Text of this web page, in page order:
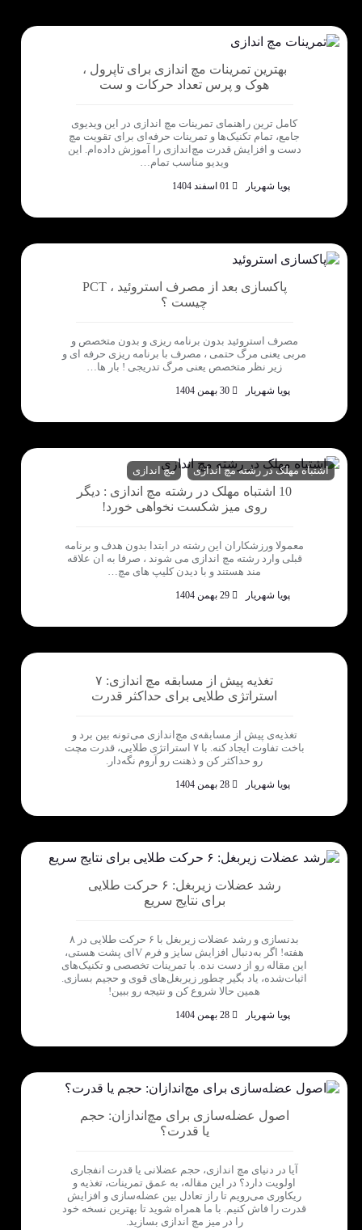
بهترین تمرینات مچ اندازی برای تاپرول ،
هوک و پرس تعداد حرکات و ست
کامل ترین راهنمای تمرینات مچ اندازی در این ویدیوی
جامع، تمام تکنیک‌ها و تمرینات حرفه‌ای برای تقویت مچ
دست و افزایش قدرت مچ‌اندازی را آموزش داده‌ام. این
ویدیو مناسب تمام…
پویا شهریار
پاکسازی بعد از مصرف استروئید ، PCT
چیست ؟
مصرف استروئید بدون برنامه ریزی و بدون متخصص و
مربی یعنی مرگ حتمی ، مصرف با برنامه ریزی حرفه ای و
زیر نظر متخصص یعنی مرگ تدریجی ! بار ها…
پویا شهریار
اشتباه مهلک در رشته مچ اندازی مچ اندازی
10 اشتباه مهلک در رشته مچ اندازی : دیگر
روی میز شکست نخواهی خورد!
معمولا ورزشکاران این رشته در ابتدا بدون هدف و برنامه
قبلی وارد رشته مچ اندازی می شوند ، صرفا به ان علاقه
مند هستند و با دیدن کلیپ های مچ…
پویا شهریار
تغذیه پیش از مسابقه مچ اندازی: ۷
استراتژی طلایی برای حداکثر قدرت
تغذیه‌ی پیش از مسابقه‌ی مچ‌اندازی می‌تونه بین برد و
باخت تفاوت ایجاد کنه. با ۷ استراتژی طلایی، قدرت مچت
رو حداکثر کن و ذهنت رو آروم نگه‌دار.
پویا شهریار
رشد عضلات زیربغل: ۶ حرکت طلایی
برای نتایج سریع
بدنسازی و رشد عضلات زیربغل با ۶ حرکت طلایی در ۸
هفته! اگر به‌دنبال افزایش سایز و فرم Vای پشت هستی،
این مقاله رو از دست نده. با تمرینات تخصصی و تکنیک‌های
اثبات‌شده، یاد بگیر چطور زیربغل‌های قوی و حجیم بسازی.
همین حالا شروع کن و نتیجه رو ببین!
پویا شهریار
اصول عضله‌سازی برای مچ‌اندازان: حجم
یا قدرت؟
آیا در دنیای مچ اندازی، حجم عضلانی یا قدرت انفجاری
اولویت دارد؟ در این مقاله، به عمق تمرینات، تغذیه و
ریکاوری می‌رویم تا راز تعادل بین عضله‌سازی و افزایش
قدرت را فاش کنیم. با ما همراه شوید تا بهترین نسخه خود
را در میز مچ اندازی بسازید.